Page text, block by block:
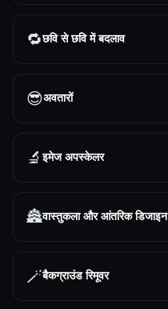
🔁छवि से छवि में बदलाव
😎अवतारों
🔬 इमेज अपस्केलर
🏯वास्तुकला और आंतरिक डिजाइन
🪄बैकग्राउंड रिमूवर